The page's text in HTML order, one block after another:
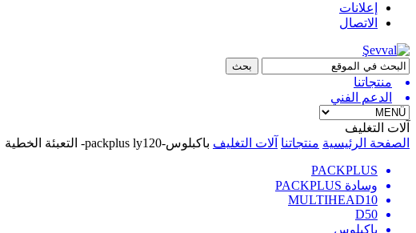
إعلانات
الاتصال
منتجاتنا
الدعم الفني
آلات التغليف
الصفحة الرئيسية منتجاتنا آلات التغليف باكبلوس-packplus ly120- التعبئة الخطية
PACKPLUS
وسادة PACKPLUS
MULTIHEAD10
D50
باكبلوس